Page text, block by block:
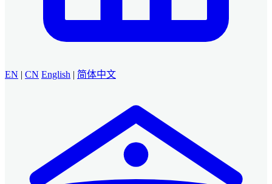
EN | CN English | 简体中文